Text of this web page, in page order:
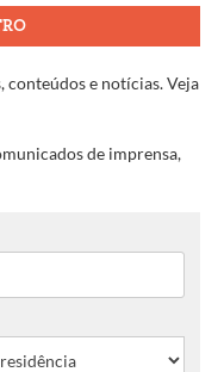
conteúdos e notícias. Veja
de imprensa,